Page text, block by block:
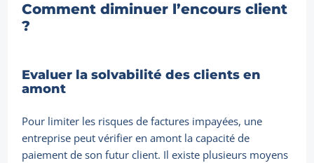
Comment diminuer l’encours client
?
Evaluer la solvabilité des clients en
amont
Pour limiter les risques de factures impayées, une
entreprise peut vérifier en amont la capacité de
paiement de son futur client. Il existe plusieurs moyens